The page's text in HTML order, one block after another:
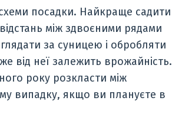
посадки. Найкраще садити
між здвоєними рядами
за суницею і обробляти
від неї залежить врожайність.
року розкласти між
випадку, якщо ви плануєте в